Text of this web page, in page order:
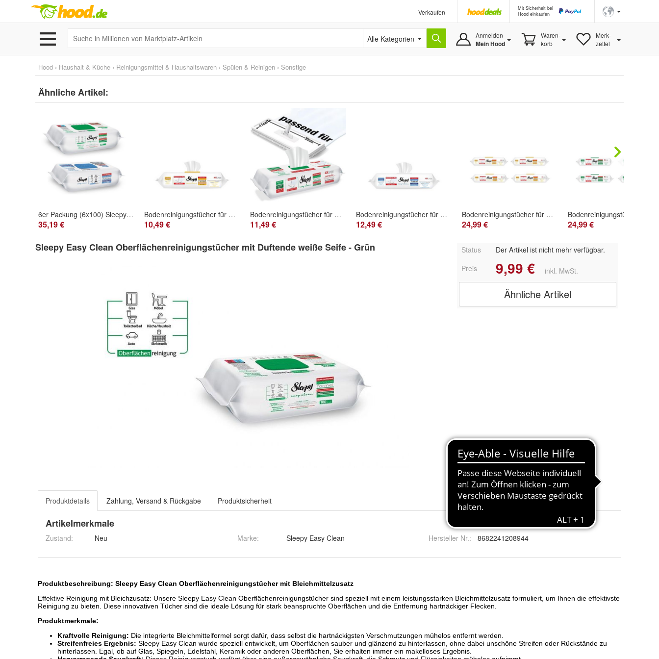
Verkaufen
Mit Sicherheit bei
Hood einkaufen
Alle Kategorien Anmelden
Mein Hood
Waren-
korb
Merk-
zettel
Hood › Haushalt & Küche › Reinigungsmittel & Haushaltswaren › Spülen & Reinigen › Sonstige
Ähnliche Artikel:
6er Packung (6x100) Sleepy Easy Clean Oberflächenreinigungstücher Feuchttücher
35,19 €
Bodenreinigungstücher für Mopsysteme mit Schmierseife angereichert 1 Packung - Gelb
10,49 €
Bodenreinigungstücher für Mopsysteme mit Duftende weiße Seife - Grün 1 Packung 50 Stk
11,49 €
Bodenreinigungstücher für Mopsysteme mit Bleichmittelzusatz - Blau
12,49 €
Bodenreinigungstücher für Mopsysteme mit Schmierseife angereichert 4 Packungen - Gelb
24,99 € 24,99 €
Sleepy Easy Clean Oberflächenreinigungstücher mit Duftende weiße Seife - Grün Status
Der Artikel ist nicht mehr verfügbar.
Preis
9,99 € inkl. MwSt.
Ähnliche Artikel
Produktdetails Zahlung, Versand & Rückgabe Produktsicherheit
Artikelmerkmale
Zustand: Neu Marke: Sleepy Easy Clean Hersteller Nr.: 8682241208944